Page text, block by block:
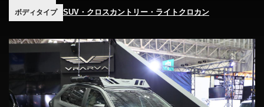
ボディタイプ SUV・クロスカントリー・ライトクロカン